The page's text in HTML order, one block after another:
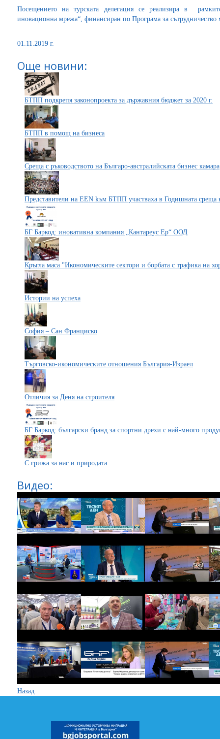
Посещението на турската делегация се реализира в
иновационна мрежа“, финансиран по Програма за
01.11.2019 г.
Още новини:
БТПП подкрепя законопроекта за държавния бюджет за 2020 г.
БТПП в помощ на бизнеса
Среща с ръководството на Българо-австралийската бизнес камара
Представители на ЕEN kъм БТПП участваха в Годишната среща
БГ Баркод: иновативна компания „Кантареус Ер“ ООД
Кръгла маса "Икономическите сектори и борбата с трафика на
Истории на успеха
София – Сан Франциско
Търговско-икономическите отношения България-Израел
Отличия за Деня на строителя
БГ Баркод: български бранд за спортни дрехи с най-много
С грижа за нас и природата
Видео:
Назад